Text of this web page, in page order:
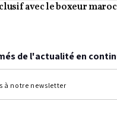
avec le boxeur
de l'actualité en